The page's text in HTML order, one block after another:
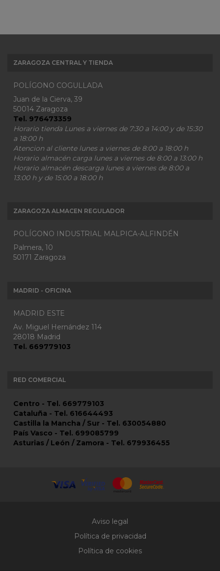
ZARAGOZA CENTRAL Y TIENDA
POLÍGONO COGULLADA
Juan de la Cierva, 39
50014 Zaragoza
Tel. 976473359
Horario tienda Lunes a viernes de 7:30 a 14:00 y de 15:30
a 18:00 h
Atencion al cliente lunes a viernes de 8:00 a 18:00 h
Horario almacén carga lunes a viernes de 8:00 a 13:00 h
Horario almacén descarga lunes a viernes de 8:00 a
13:00 h y de 15:00 a 18:00 h
ZARAGOZA ALMACEN REGULADOR
POLÍGONO INDUSTRIAL MALPICA-ALFINDÉN
Palmera, 10
50171 Zaragoza
MADRID - OFICINA
MADRID ESTE
Av. Miguel Hernández 114
28018 Madrid
Tel. 669779103
RED COMERCIAL
Centro - Tel. 669779103
Cataluña - Tel. 616644493
Castilla la Mancha / Sur - Tel. 630054880
País Vasco - Tel. 699085799
Asturias / León / Zamora - Tel. 679936455
Aviso legal
Política de privacidad
Política de cookies